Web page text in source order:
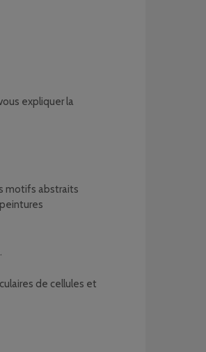
expliquer la
motifs abstraits
de cellules et